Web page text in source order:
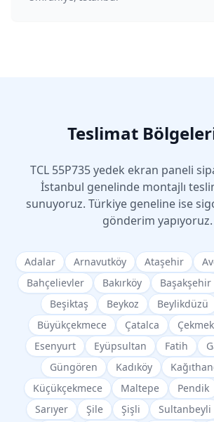
Teslimat
TCL 55P735yedek ekran paneli
İstanbul genelinde montajlı
sunuyoruz. Türkiye geneline ise
gönderim yapıyoruz.
Adalar Arnavutköy Ataşehir
Bahçelievler
Bakırköy Başakşehir
Beşiktaş
Beykoz Beylikdüzü
Büyükçekmece
Çatalca
Esenyurt
Eyüpsultan Fatih
Güngören
Kadıköy
Küçükçekmece
Maltepe Pendik
Sarıyer
Şile Şişli Sultanbeyli